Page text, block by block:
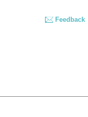
Feedback